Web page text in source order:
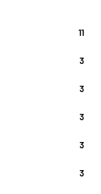
11
3
3
3
3
3